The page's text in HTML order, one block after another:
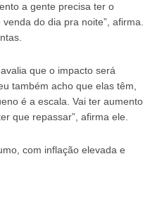
a gente precisa ter o
do dia pra noite”, afirma.
que o impacto será
também acho que elas têm,
é a escala. Vai ter aumento
que repassar”, afirma ele.
com inflação elevada e